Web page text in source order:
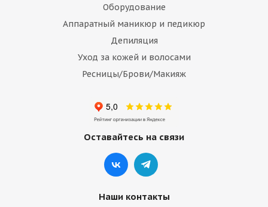
Оборудование
Аппаратный маникюр и педикюр
Депиляция
Уход за кожей и волосами
Ресницы/Брови/Макияж
Оставайтесь на связи
Наши контакты